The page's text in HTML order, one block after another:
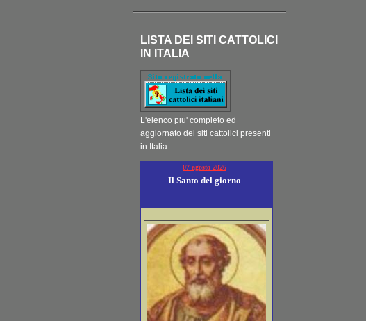
LISTA DEI SITI CATTOLICI
IN ITALIA
L'elenco piu' completo ed
aggiornato dei siti cattolici presenti
in Italia.
07 agosto 2026
Il Santo del giorno